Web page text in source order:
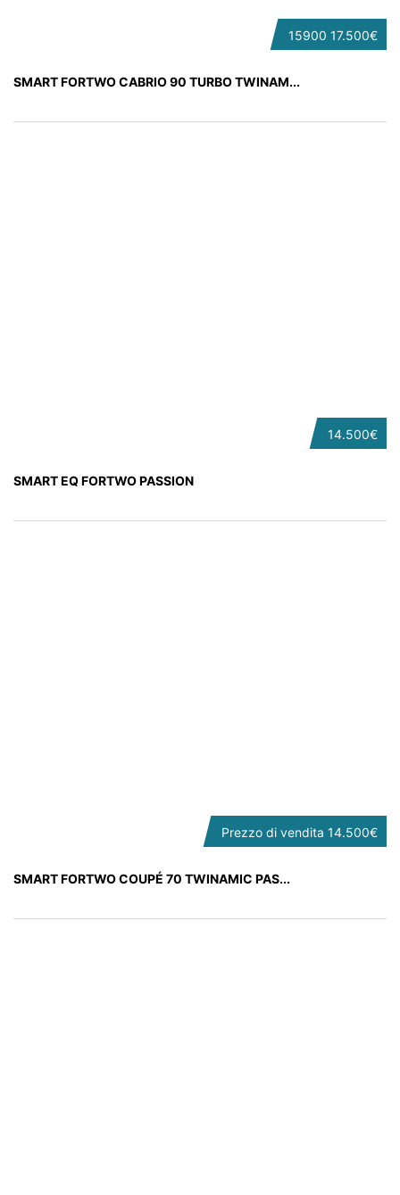
15900 17.500€
SMART FORTWO CABRIO 90 TURBO TWINAM...
14.500€
SMART EQ FORTWO PASSION
Prezzo di vendita 14.500€
SMART FORTWO COUPÉ 70 TWINAMIC PAS...